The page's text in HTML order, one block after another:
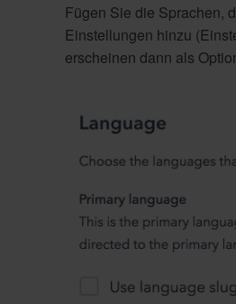
Fügen Sie die Sprachen,
Einstellungen hinzu
erscheinen dann als